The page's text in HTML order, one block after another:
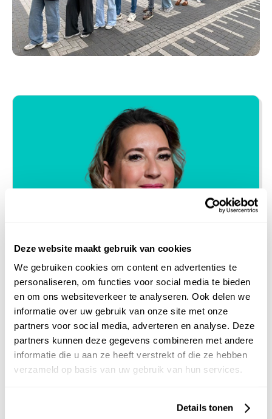
Deze website maakt gebruik van cookies
We gebruiken cookies om content en advertenties te
personaliseren, om functies voor social media te bieden
en om ons websiteverkeer te analyseren. Ook delen we
informatie over uw gebruik van onze site met onze
partners voor social media, adverteren en analyse. Deze
partners kunnen deze gegevens combineren met andere
informatie die u aan ze heeft verstrekt of die ze hebben
verzameld op basis van uw gebruik van hun services.
Details tonen
Leontien Silfhout
Intercedent